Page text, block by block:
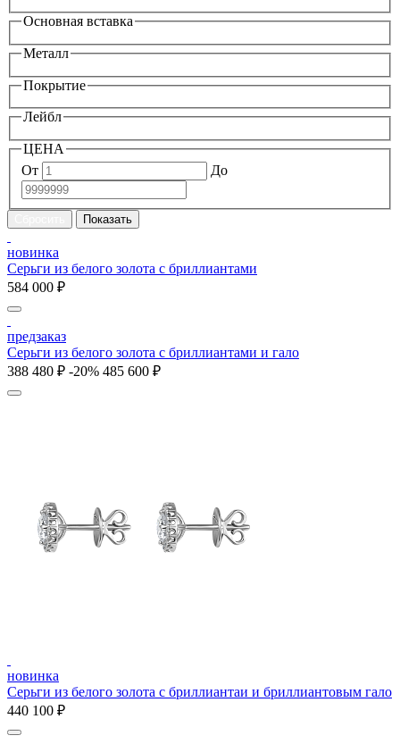
Основная вставка
Металл
Покрытие
Лейбл
ЦЕНА
От
До
новинка
Серьги из белого золота с бриллиантами
584 000 ₽
предзаказ
Серьги из белого золота с бриллиантами и гало
388 480 ₽ -20% 485 600 ₽
новинка
Серьги из белого золота с бриллиантаи и бриллиантовым гало
440 100 ₽